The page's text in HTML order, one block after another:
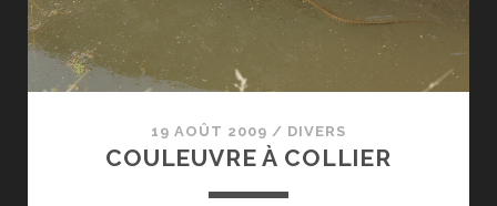
19 AOÛT 2009 / DIVERS
COULEUVRE À COLLIER